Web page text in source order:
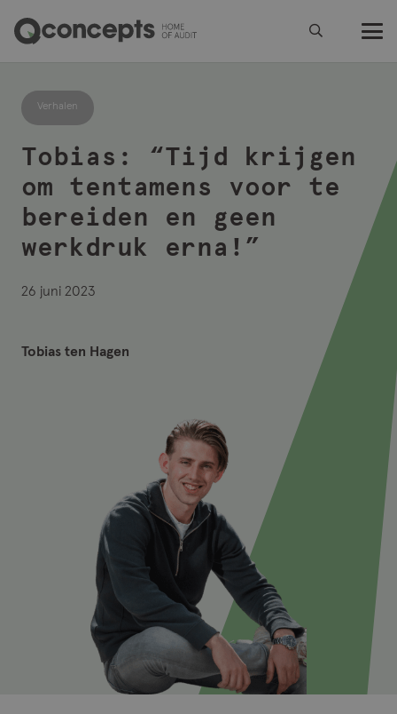
Verhalen
Tobias: “Tijd krijgen
om tentamens voor te
bereiden en geen
werkdruk erna!”
26 juni 2023
Tobias ten Hagen